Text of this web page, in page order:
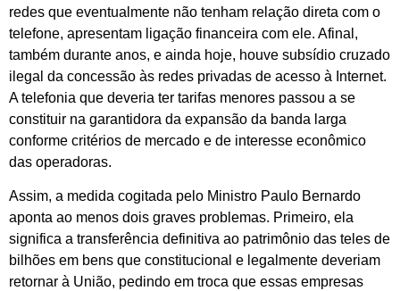
redes que eventualmente não tenham relação direta com o
telefone, apresentam ligação financeira com ele. Afinal,
também durante anos, e ainda hoje, houve subsídio cruzado
ilegal da concessão às redes privadas de acesso à Internet.
A telefonia que deveria ter tarifas menores passou a se
constituir na garantidora da expansão da banda larga
conforme critérios de mercado e de interesse econômico
das operadoras.
Assim, a medida cogitada pelo Ministro Paulo Bernardo
aponta ao menos dois graves problemas. Primeiro, ela
significa a transferência definitiva ao patrimônio das teles de
bilhões em bens que constitucional e legalmente deveriam
retornar à União, pedindo em troca que essas empresas